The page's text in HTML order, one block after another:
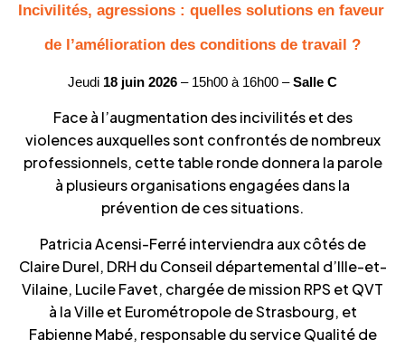
Incivilités, agressions : quelles solutions en faveur
de l’amélioration des conditions de travail ?
Jeudi 18 juin 2026 – 15h00 à 16h00 – Salle C
Face à l’augmentation des incivilités et des
violences auxquelles sont confrontés de nombreux
professionnels, cette table ronde donnera la parole
à plusieurs organisations engagées dans la
prévention de ces situations.
Patricia Acensi-Ferré interviendra aux côtés de
Claire Durel, DRH du Conseil départemental d’Ille-et-
Vilaine, Lucile Favet, chargée de mission RPS et QVT
à la Ville et Eurométropole de Strasbourg, et
Fabienne Mabé, responsable du service Qualité de